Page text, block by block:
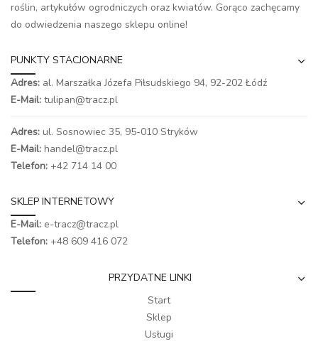
roślin, artykułów ogrodniczych oraz kwiatów. Gorąco zachęcamy
do odwiedzenia naszego sklepu online!
PUNKTY STACJONARNE
Adres: al. Marszałka Józefa Piłsudskiego 94, 92-202 Łódź
E-Mail: tulipan@tracz.pl
Adres: ul. Sosnowiec 35, 95-010 Stryków
E-Mail: handel@tracz.pl
Telefon: +42 714 14 00
SKLEP INTERNETOWY
E-Mail: e-tracz@tracz.pl
Telefon: +48 609 416 072
PRZYDATNE LINKI
Start
Sklep
Usługi